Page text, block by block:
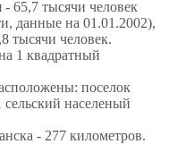
- 65,7 тысячи человек
данные на 01.01.2002),
тысячи человек.
1 квадратный
поселок
сельский населеный
- 277 километров.